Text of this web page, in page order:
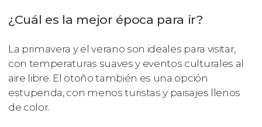
¿Cuál es la mejor época para ir?
La primavera y el verano son ideales para visitar,
con temperaturas suaves y eventos culturales al
aire libre. El otoño también es una opción
estupenda, con menos turistas y paisajes llenos
de color.